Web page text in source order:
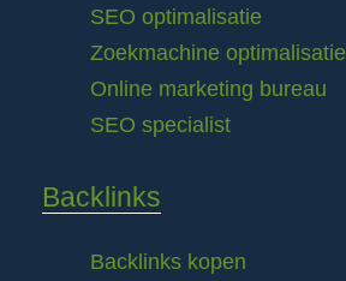
SEO optimalisatie
Zoekmachine optimalisatie
Online marketing bureau
SEO specialist
Backlinks
Backlinks kopen